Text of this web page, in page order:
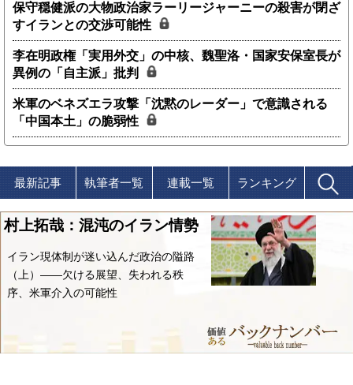
保守穏健派の大物政治家ラーリージャーニーの殺害が閉ざ
すイランとの交渉可能性
李在明政権「実用外交」の中核、魏聖洛・国家安保室長が
異例の「自主派」批判
米軍のベネズエラ攻撃「沈黙のレーダー」で意識される
「中国本土」の脆弱性
最新記事 執筆者一覧 連載一覧 ランキング
村上拓哉：混沌のイラン情勢
イラン現体制が迷い込んだ政治の隘路
（上）――欠ける展望、失われる秩
序、米軍介入の可能性